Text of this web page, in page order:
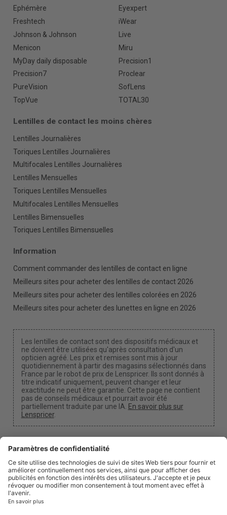
Ephémère
Eyexpert
Freshtech
iWear
Johnson & Johnson
Live
Menicon
Miru
MyDay daily disposable
Precision1
Precision7
Proclear
PureVision
SofLens
TopVue
TOTAL30
Lentilles de contact les moins chères
Lentilles Journalières
Toriques Lentilles Journalières
Multifocales Lentilles Journalières
Lentilles Mensuelles
Toriques Lentilles Mensuelles
Multifocales Lentilles Mensuelles
Lentilles Bimensuelles
Toriques Lentilles Bimensuelles
Information
Comment commander des lentilles de contact en ligne
Meilleurs sites pour acheter des lentilles de contact 2026
Meilleurs sites pour acheter des lentilles colorées en 2026
Meilleurs sites pour acheter des lunettes en ligne en 2026
Les lentilles de contact sont des dispositifs médicaux et
ne doivent être utilisées qu'après consultation d'un
opticien agréé. Les prix et remises sont mis à jour
quotidiennement à partir des magasins sélectionnés dans
France par le robot de prix de Lenspricer. Ils sont donnés à
titre indicatif uniquement, peuvent changer et leur
exactitude ne peut être garantie. Cette page ne contient
pas de conseils médicaux et pourrait avoir été
partiellement traduite par une IA. En savoir plus sur
Lenspricer.
Paramètres des cookies
utilisez l'un de nos liens pour effectuer un achat.